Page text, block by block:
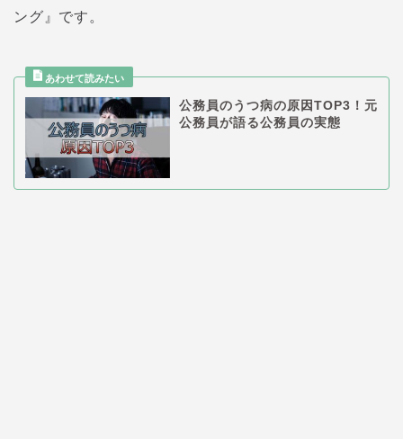
ング』です。
公務員のうつ病の原因TOP3！元
公務員が語る公務員の実態